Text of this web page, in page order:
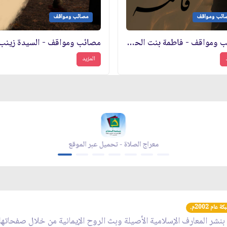
ومواقف
مصائب ومواقف - فاطمة بنت الحسين عليها السلام
مصائب ومواقف
المزيد
معراج الصلاة - تحميل عبر الموقع
2002م.
المعارف الإسلامية الأصيلة وبث الروح الإيمانية من خلال